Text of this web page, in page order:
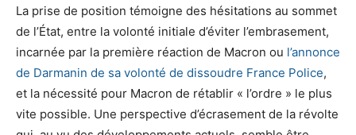
La prise de position témoigne des hésitations au sommet
de l’État, entre la volonté initiale d’éviter l’embrasement,
incarnée par la première réaction de Macron ou l’annonce
de Darmanin de sa volonté de dissoudre France Police,
et la nécessité pour Macron de rétablir « l’ordre » le plus
vite possible. Une perspective d’écrasement de la révolte